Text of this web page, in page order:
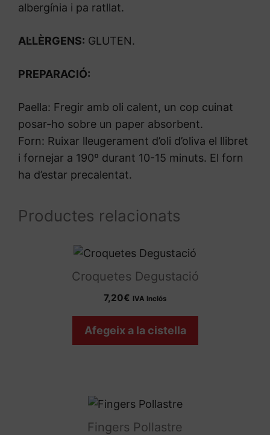
albergínia i pa ratllat.
AL·LÈRGENS: GLUTEN.
PREPARACIÓ:
Paella: Fregir amb oli calent, un cop cuinat
posar-ho sobre un paper absorbent.
Forn: Ruixar lleugerament d’oli d’oliva el llibret
i fornejar a 190º durant 10-15 minuts. El forn
ha d’estar precalentat.
Productes relacionats
Croquetes Degustació
7,20€ IVA Inclós
Afegeix a la cistella
Fingers Pollastre